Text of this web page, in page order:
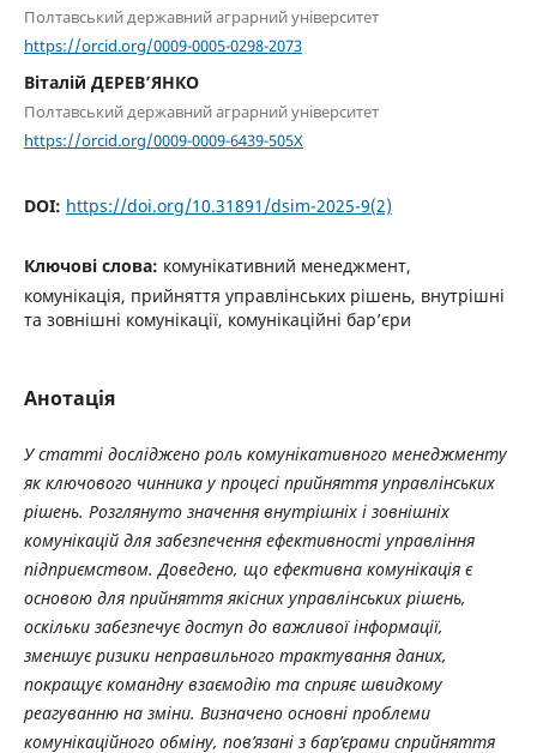
Полтавський державний аграрний університет
https://orcid.org/0009-0005-0298-2073
Віталій ДЕРЕВ’ЯНКО
Полтавський державний аграрний університет
https://orcid.org/0009-0009-6439-505X
DOI: https://doi.org/10.31891/dsim-2025-9(2)
Ключові слова: комунікативний менеджмент,
комунікація, прийняття управлінських рішень, внутрішні
та зовнішні комунікації, комунікаційні бар’єри
Анотація
У статті досліджено роль комунікативного менеджменту
як ключового чинника у процесі прийняття управлінських
рішень. Розглянуто значення внутрішніх і зовнішніх
комунікацій для забезпечення ефективності управління
підприємством. Доведено, що ефективна комунікація є
основою для прийняття якісних управлінських рішень,
оскільки забезпечує доступ до важливої інформації,
зменшує ризики неправильного трактування даних,
покращує командну взаємодію та сприяє швидкому
реагуванню на зміни. Визначено основні проблеми
комунікаційного обміну, пов’язані з бар’єрами сприйняття